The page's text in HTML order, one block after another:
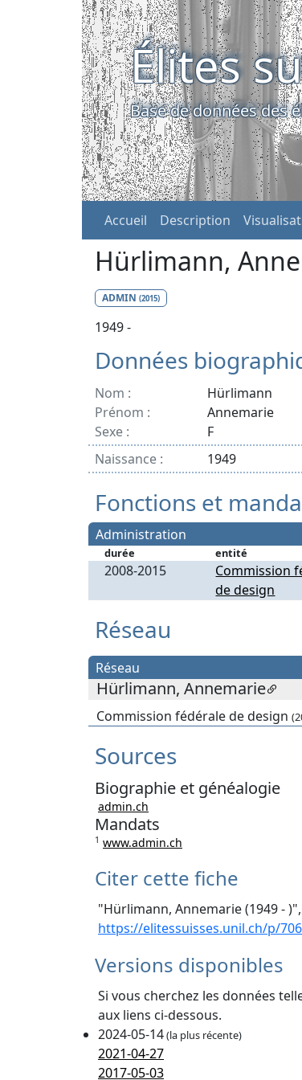
Élites
Base de données des
Accueil Description
Hürlimann,
ADMIN (2015)
1949 -
Données
Nom :
Hürlimann
Prénom :
Annemarie
Sexe :
F
Naissance :
1949
Fonctions et
Administration
durée entité
2008-2015
Commission
de design
Réseau
Réseau
Hürlimann, Annemarie
Commission fédérale de design
Sources
Biographie et généalogie
admin.ch
Mandats
1 www.admin.ch
Citer cette fiche
"Hürlimann, Annemarie (1949 -
https://elitessuisses.unil.ch/p/
Versions disponibles
Si vous cherchez les données
aux liens ci-dessous.
2024-05-14(la plus récente)
2021-04-27
2017-05-03